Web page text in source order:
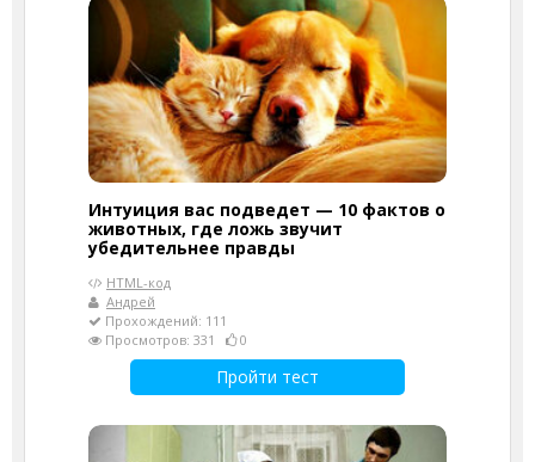
Интуиция вас подведет — 10 фактов о
животных, где ложь звучит
убедительнее правды
HTML-код
Андрей
Прохождений: 111
Просмотров: 331
0
Пройти тест